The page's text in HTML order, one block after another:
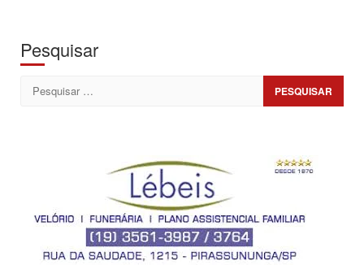
Pesquisar
Pesquisar